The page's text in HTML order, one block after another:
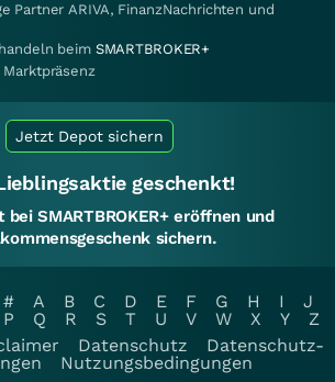
Partner ARIVA, FinanzNachrichten und
beim SMARTBROKER+
Jetzt Depot sichern
geschenkt!
SMARTBROKER+ eröffnen und
sichern.
# A B C D E F G H I
J
P Q R S T U V W X Y
Z
Datenschutz
Datenschutz-
Nutzungsbedingungen